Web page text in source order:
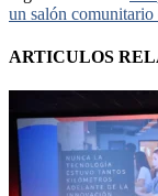
un salón comunitario
ARTICULOS